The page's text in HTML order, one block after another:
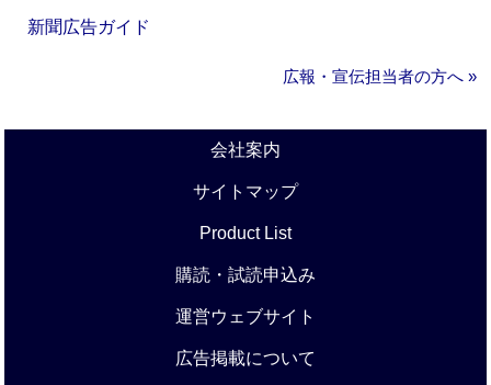
新聞広告ガイド
広報・宣伝担当者の方へ »
会社案内
サイトマップ
Product List
購読・試読申込み
運営ウェブサイト
広告掲載について